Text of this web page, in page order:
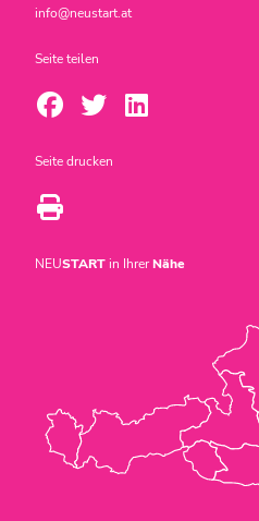
info@neustart.at
Seite teilen
Seite drucken
NEUSTARTin IhrerNähe